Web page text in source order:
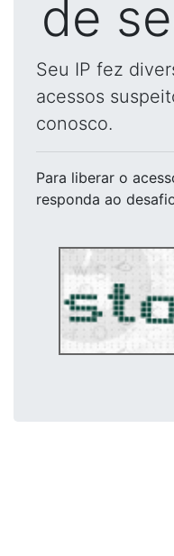
de
Seu IP fez
acessos
conosco.
Para liberar o
responda ao